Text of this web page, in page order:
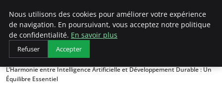
Arcticclimateemergency
Accueil
Développement durable
L’Harmonie entre Intelligence Artificielle et Développement Durable : Un
Équilibre Essentiel
Nous utilisons des cookies pour améliorer votre expérience
de navigation. En poursuivant, vous acceptez notre politique
de confidentialité. En savoir plus
Refuser Accepter